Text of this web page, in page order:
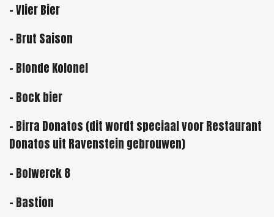
- Vlier Bier
- Brut Saison
- Blonde Kolonel
- Bock bier
- Birra Donatos (dit wordt speciaal voor Restaurant
Donatos uit Ravenstein gebrouwen)
- Bolwerck 8
- Bastion